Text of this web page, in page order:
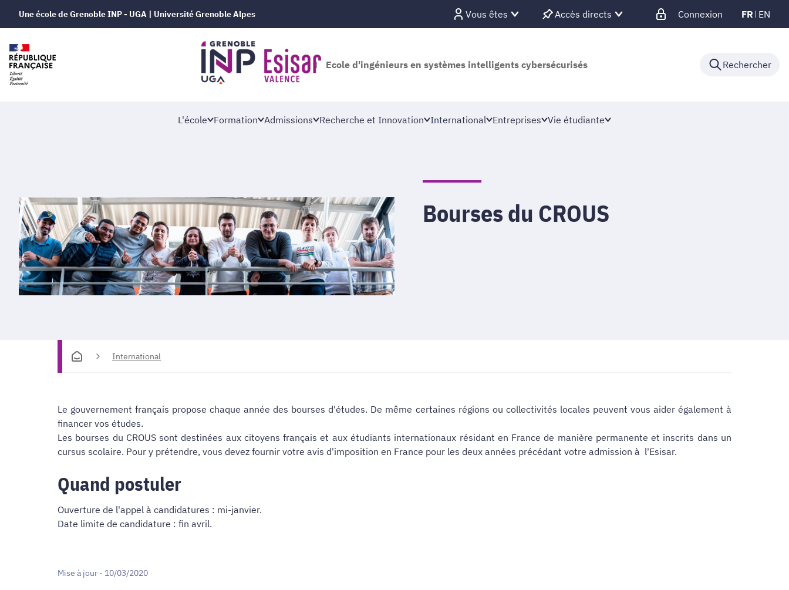
Une école de Grenoble INP - UGA | Université Grenoble Alpes Vous êtes Accès directs Connexion FR EN
Ecole d'ingénieurs en systèmes intelligents cybersécurisés Rechercher
L'école Formation Admissions Recherche et Innovation International Entreprises Vie étudiante
Bourses du CROUS
International
Le gouvernement français propose chaque année des bourses d'études. De même certaines régions ou collectivités locales peuvent vous aider également à
financer vos études.
Les bourses du CROUS sont destinées aux citoyens français et aux étudiants internationaux résidant en France de manière permanente et inscrits dans un
cursus scolaire. Pour y prétendre, vous devez fournir votre avis d'imposition en France pour les deux années précédant votre admission à l'Esisar.
Quand postuler
Ouverture de l'appel à candidatures : mi-janvier.
Date limite de candidature : fin avril.
Mise à jour - 10/03/2020